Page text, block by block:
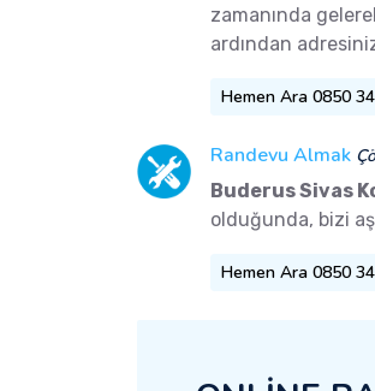
zamanında
ardından
Hemen Ara 0850
Randevu Almak
Buderus Sivas
olduğunda, bizi
Hemen Ara 0850